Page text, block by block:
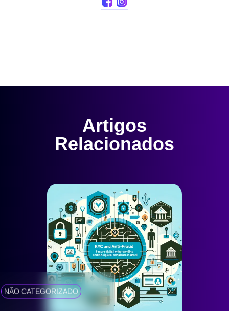
Artigos
Relacionados
NÃO CATEGORIZADO